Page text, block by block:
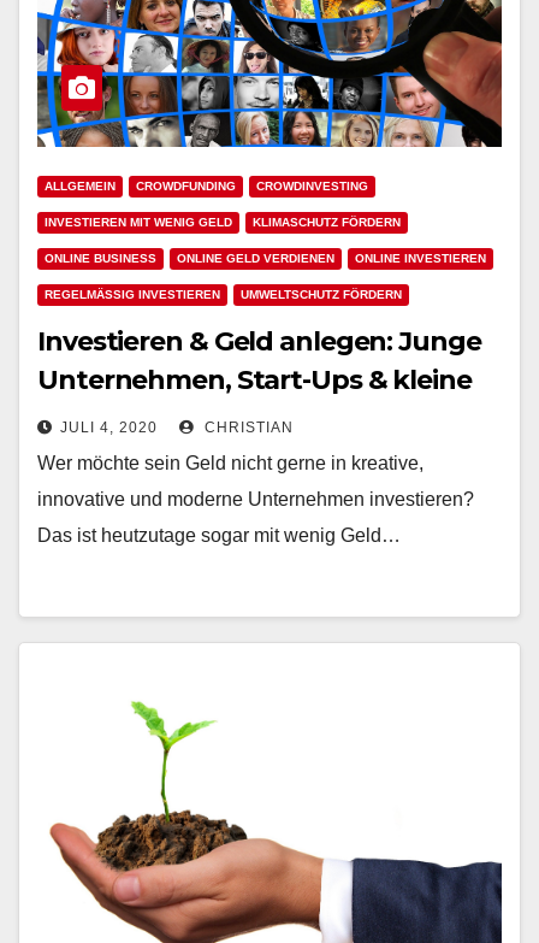
ALLGEMEIN CROWDFUNDING CROWDINVESTING
INVESTIEREN MIT WENIG GELD KLIMASCHUTZ FÖRDERN
ONLINE BUSINESS ONLINE GELD VERDIENEN ONLINE INVESTIEREN
REGELMÄSSIG INVESTIEREN UMWELTSCHUTZ FÖRDERN
Investieren & Geld anlegen: Junge
Unternehmen, Start-Ups & kleine
Unternehmen
JULI 4, 2020 CHRISTIAN
Wer möchte sein Geld nicht gerne in kreative,
innovative und moderne Unternehmen investieren?
Das ist heutzutage sogar mit wenig Geld…